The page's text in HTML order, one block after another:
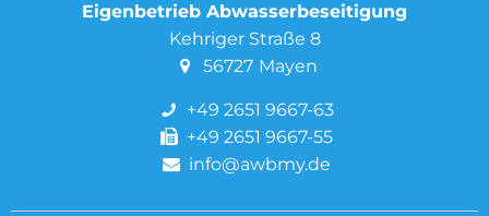
Eigenbetrieb Abwasserbeseitigung
Kehriger Straße 8
56727 Mayen
+49 2651 9667-63
+49 2651 9667-55
info@awbmy.de